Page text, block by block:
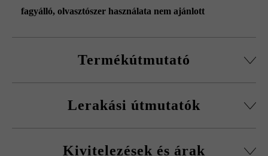
fagyálló, olvasztószer használata nem ajánlott
Termékútmutató
kövekkel, sarokkő-szettel és fedőlapokkal.
Falakhoz és kerítésekhez, valamint előfalazáshoz
Lerakási útmutatók
kitöltőbeton javasolt betonminőségét.
Kivitelezések és árak